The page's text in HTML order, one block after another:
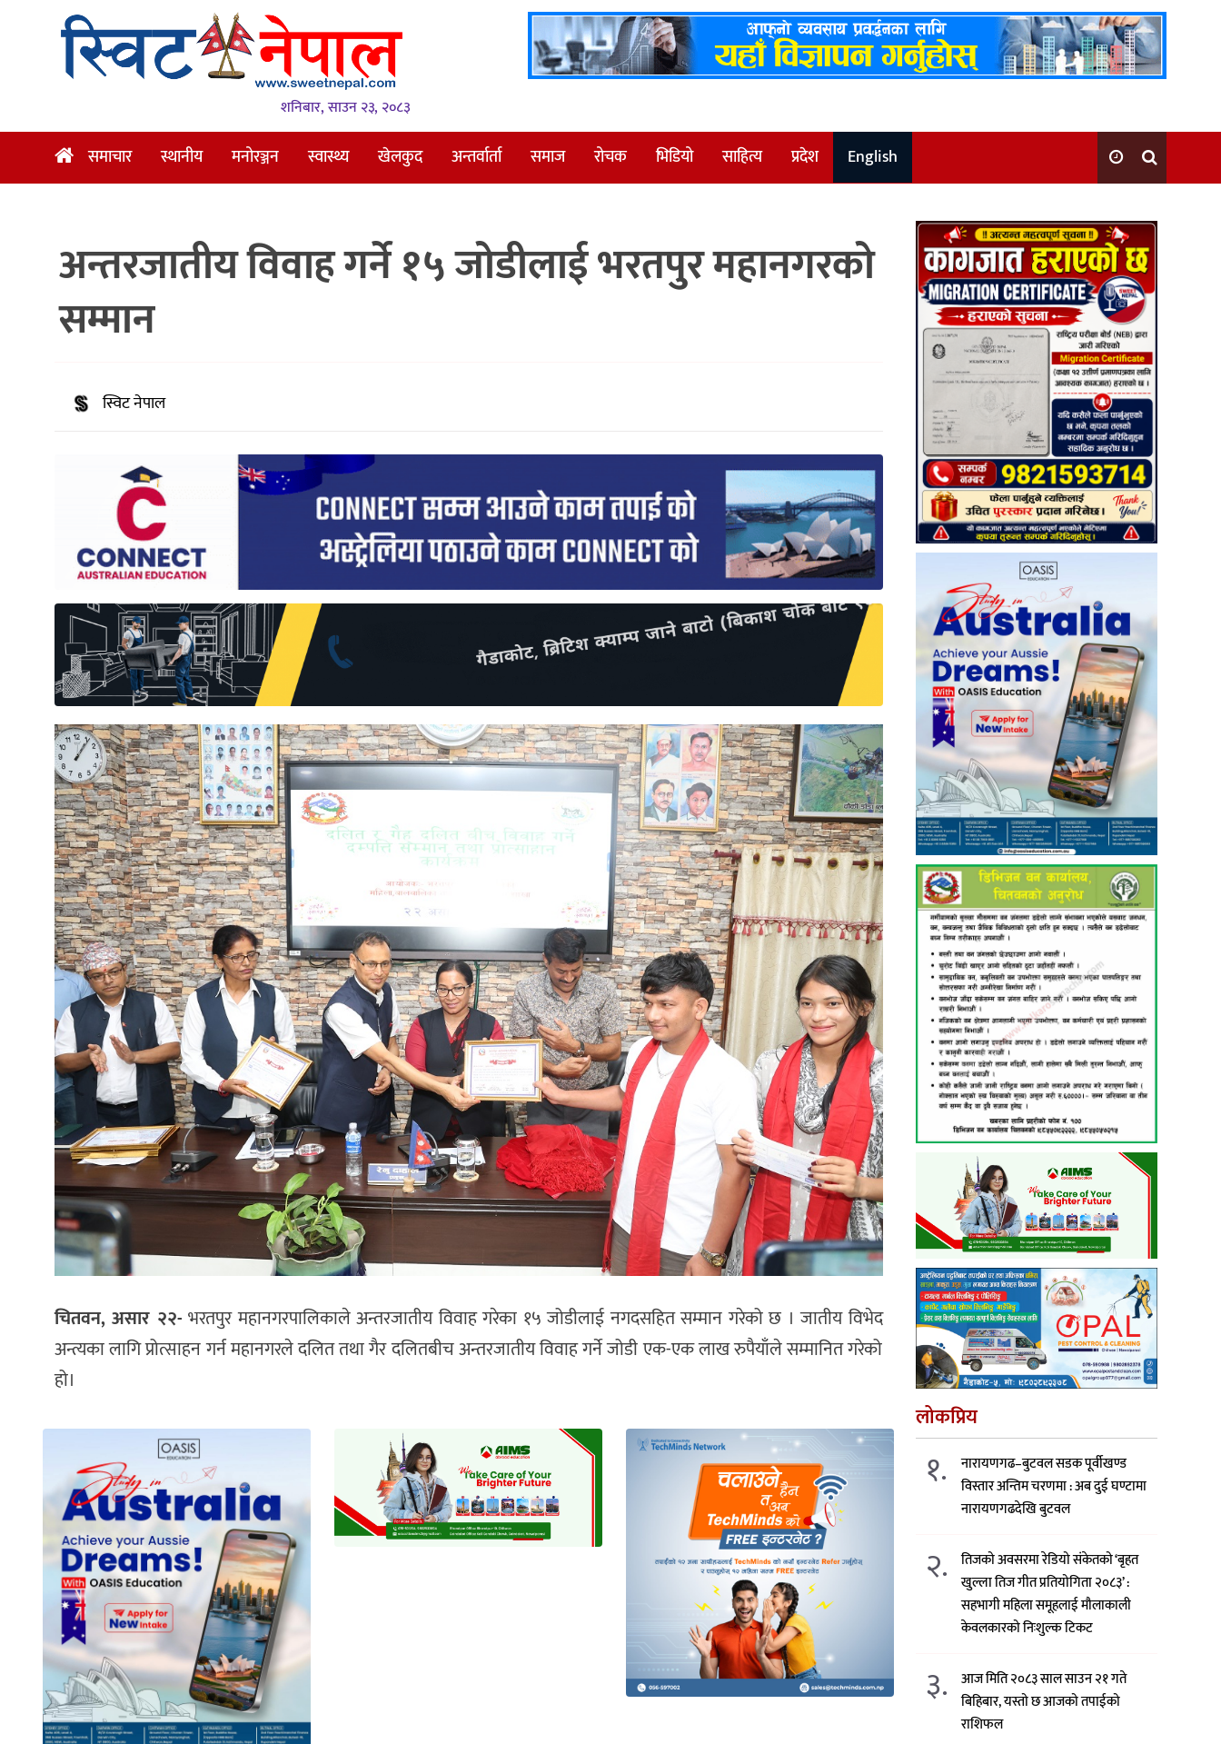
मनोरञ्जन
स्वास्थ्य
अन्तर्वार्ता
रोचक
शनिबार, साउन २३, २०८३
समाचार स्थानीय मनोरञ्जन स्वास्थ्य खेलकुद अन्तर्वार्ता समाज रोचक भिडियो साहित्य प्रदेश English
अन्तरजातीय विवाह गर्ने १५ जोडीलाई भरतपुर महानगरको
सम्मान
स्विट नेपाल
चितवन, असार २२- भरतपुर महानगरपालिकाले अन्तरजातीय विवाह गरेका १५ जोडीलाई नगदसहित सम्मान गरेको छ । जातीय विभेद
अन्त्यका लागि प्रोत्साहन गर्न महानगरले दलित तथा गैर दलितबीच अन्तरजातीय विवाह गर्ने जोडी एक-एक लाख रुपैयाँले सम्मानित गरेको
हो।
लोकप्रिय
१.
नारायणगढ–बुटवल सडक पूर्वीखण्ड
विस्तार अन्तिम चरणमा : अब दुई घण्टामा
नारायणगढदेखि बुटवल
२.
तिजको अवसरमा रेडियो संकेतको ‘बृहत
खुल्ला तिज गीत प्रतियोगिता २०८३’ :
सहभागी महिला समूहलाई मौलाकाली
केवलकारको निःशुल्क टिकट
३.
आज मिति २०८३ साल साउन २१ गते
बिहिबार, यस्तो छ आजको तपाईको
राशिफल